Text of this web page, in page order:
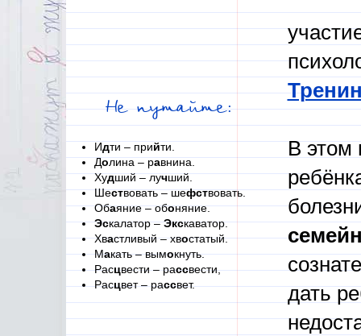
Не путайте:
Идти – прийти.
Долина – равнина.
Худший – лучший.
Шествовать – шефствовать.
Обаяние – обоняние.
Эскалатор –Экскаватор.
Хвастливый – хвостатый.
Макать – вымокнуть.
Расцвести – рассвести,
Расцвет – рассвет.
В этом
дать